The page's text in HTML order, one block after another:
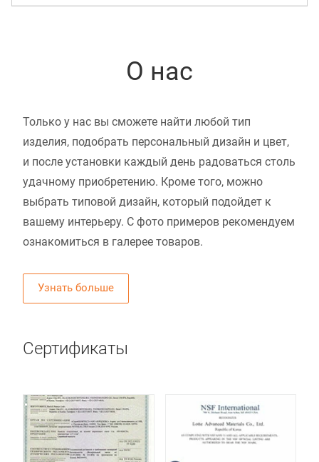
О нас
Только у нас вы сможете найти любой тип
изделия, подобрать персональный дизайн и цвет,
и после установки каждый день радоваться столь
удачному приобретению. Кроме того, можно
выбрать типовой дизайн, который подойдет к
вашему интерьеру. С фото примеров рекомендуем
ознакомиться в галерее товаров.
Узнать больше
Сертификаты